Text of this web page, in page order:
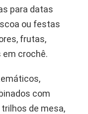
para datas
ou festas
frutas,
em crochê.
com
de mesa,